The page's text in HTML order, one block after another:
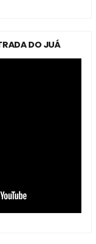
DO JUÁ